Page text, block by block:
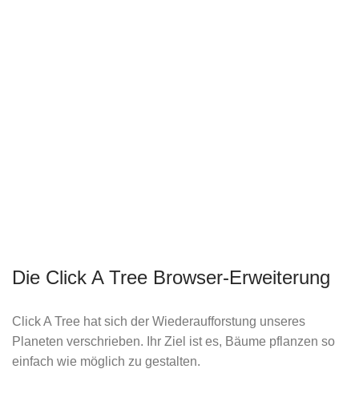
Die Click A Tree Browser-Erweiterung
Click A Tree hat sich der Wiederaufforstung unseres
Planeten verschrieben. Ihr Ziel ist es, Bäume pflanzen so
einfach wie möglich zu gestalten.